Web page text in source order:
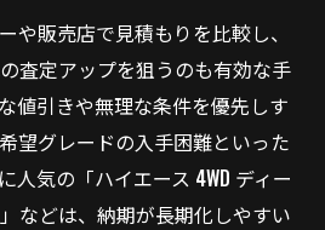
や販売店で見積もりを比較し、
査定アップを狙うのも有効な手
値引きや無理な条件を優先しす
望グレードの入手困難といった
人気の「ハイエース 4WD ディー
などは、納期が長期化しやすい